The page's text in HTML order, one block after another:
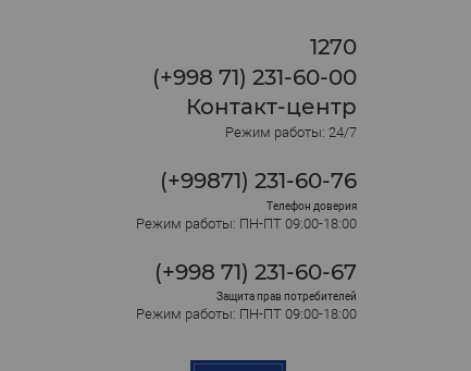
1270
(+998 71) 231-60-00
Контакт-центр
Режим работы: 24/7
(+99871) 231-60-76
Телефон доверия
Режим работы: ПН-ПТ 09:00-18:00
(+998 71) 231-60-67
Защита прав потребителей
Режим работы: ПН-ПТ 09:00-18:00